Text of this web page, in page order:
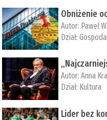
Obniżenie
Autor: Paweł
Dział:
Autor:Anna
Dział: Kultura
Lider bez